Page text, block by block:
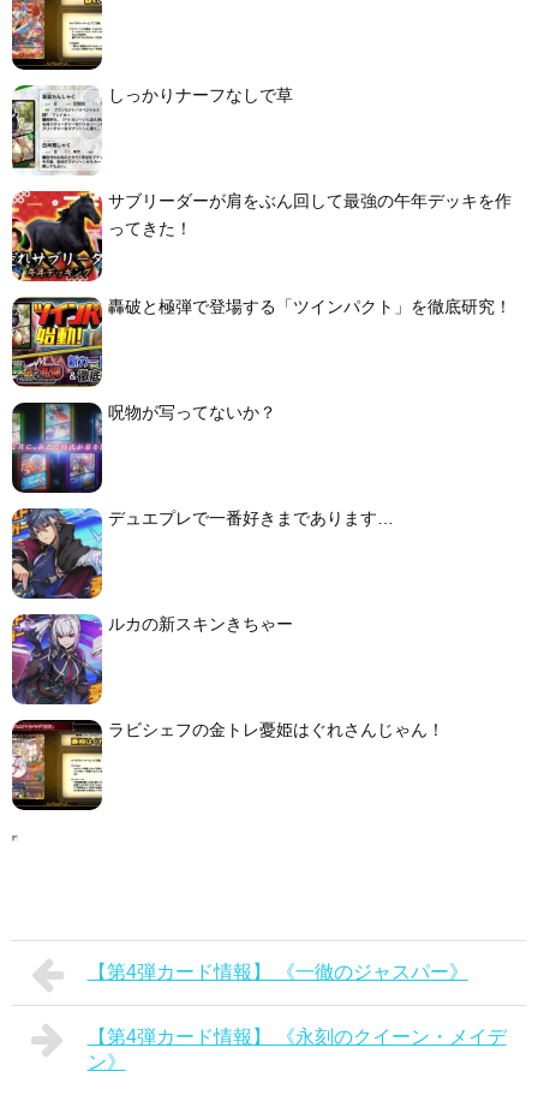
しっかりナーフなしで草
サブリーダーが肩をぶん回して最強の午年デッキを作
ってきた！
轟破と極弾で登場する「ツインパクト」を徹底研究！
呪物が写ってないか？
デュエプレで一番好きまであります…
ルカの新スキンきちゃー
ラビシェフの金トレ憂姫はぐれさんじゃん！
【第4弾カード情報】 《一徹のジャスパー》
【第4弾カード情報】 《永刻のクイーン・メイデ
ン》